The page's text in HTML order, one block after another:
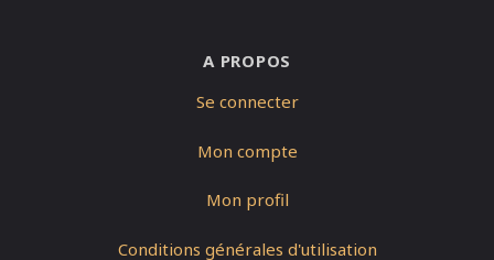
A PROPOS
Se connecter
Mon compte
Mon profil
Conditions générales d'utilisation